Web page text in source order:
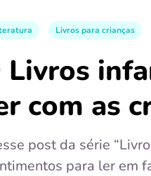
Livros para crianças
Livros
com as
post da série
para ler em